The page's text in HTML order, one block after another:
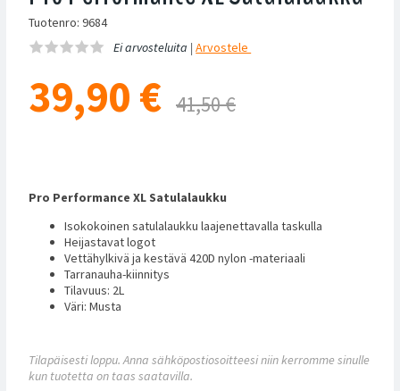
Tuotenro: 9684
Ei arvosteluita |Arvostele
39,90 € 41,50 €
Pro Performance XL Satulalaukku
Isokokoinen satulalaukku laajenettavalla taskulla
Heijastavat logot
Vettähylkivä ja kestävä 420D nylon -materiaali
Tarranauha-kiinnitys
Tilavuus: 2L
Väri: Musta
Tilapäisesti loppu. Anna sähköpostiosoitteesi niin kerromme sinulle
kun tuotetta on taas saatavilla.